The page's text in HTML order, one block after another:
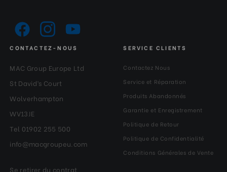
CONTACTEZ-NOUS
MAC Group Europe Ltd
St David’s Court
Wolverhampton
WV13JE
Tel 01902 255 500
info@macgroupeu.com
Se retirer du contrat
SERVICE CLIENTS
Contactez Nous
Service et Réparation
Produits Abandonnés
Garantie et Enregistrement
Politique de Retour
Politique de Confidentialité
Conditions Générales de Vente